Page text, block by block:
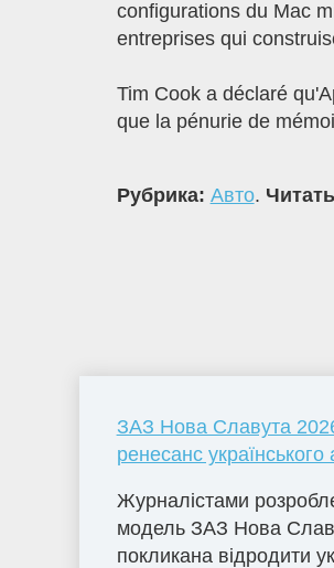
configurations du Mac
entreprises qui
Tim Cook a déclaré
que la pénurie de
Рубрика: Авто.
ЗАЗ Нова Славута
ренесанс
Журналістами
модель ЗАЗ Нова
покликана відродити